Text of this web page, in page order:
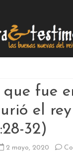
fue
el
32)
2 mayo, 2020